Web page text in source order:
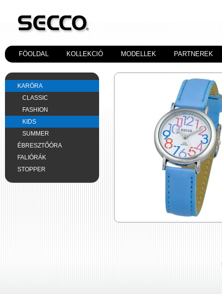
FÖOLDAL KOLLEKCIÓ MODELLEK PARTNEREK
KARÓRA
CLASSIC
FASHION
KIDS
SUMMER
ÉBRESZTŐÓRA
FALIÓRÁK
STOPPER